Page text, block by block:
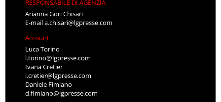
RESPONSABILE DI AGENZIA
Arianna Gori Chisari
E-maila.chisari@lgpresse.com
Account
Luca Torino
l.torino@lgpresse.com
Ivana Cretier
i.cretier@lgpresse.com
Daniele Fimiano
d.fimiano@lgpresse.com